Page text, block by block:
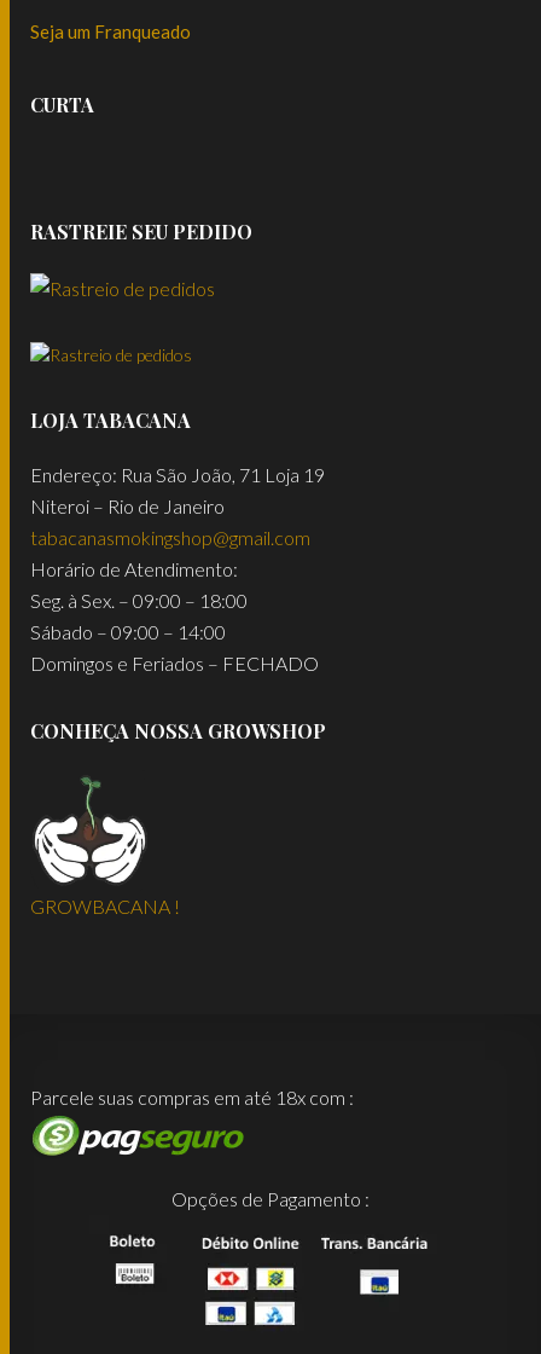
Seja um Franqueado
CURTA
RASTREIE SEU PEDIDO
LOJA TABACANA
Endereço: Rua São João, 71 Loja 19
Niteroi – Rio de Janeiro
tabacanasmokingshop@gmail.com
Horário de Atendimento:
Seg. à Sex. – 09:00 – 18:00
Sábado – 09:00 – 14:00
Domingos e Feriados – FECHADO
CONHEÇA NOSSA GROWSHOP
GROWBACANA !
Parcele suas compras em até 18x com :
Opções de Pagamento :